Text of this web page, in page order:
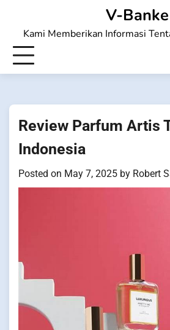
content
V-Banke
Kami Memberikan Informasi
Review Parfum Artis
Indonesia
Posted on May 7, 2025 by Robert